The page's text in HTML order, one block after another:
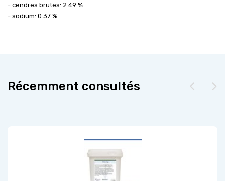
- cendres brutes: 2.49 %
- sodium: 0.37 %
Récemment consultés